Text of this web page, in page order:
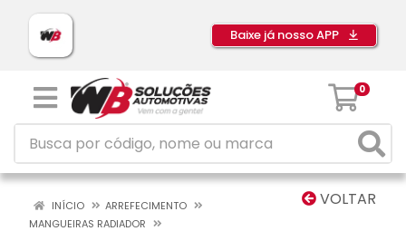
Baixe já nosso APP
0
VOLTAR
INÍCIO
ARREFECIMENTO
MANGUEIRAS RADIADOR